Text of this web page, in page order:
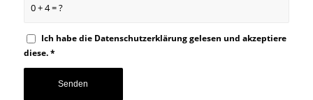
0 + 4 = ?
Ich habe die Datenschutzerklärunggelesen und akzeptiere
diese.*